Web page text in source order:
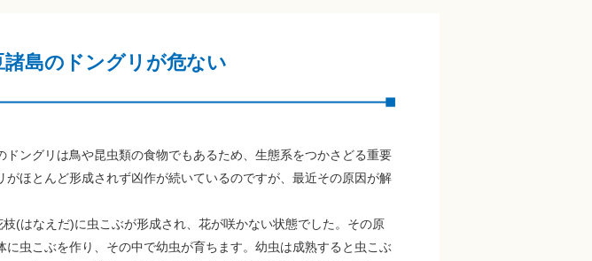
島のドングリが危ない
ングリは鳥や昆虫類の食物でもあるため、生態系をつかさどる重要
ほとんど形成されず凶作が続いているのですが、最近その原因が解
(はなえだ)に虫こぶが形成され、花が咲かない状態でした。その原
虫こぶを作り、その中で幼虫が育ちます。幼虫は成熟すると虫こぶ